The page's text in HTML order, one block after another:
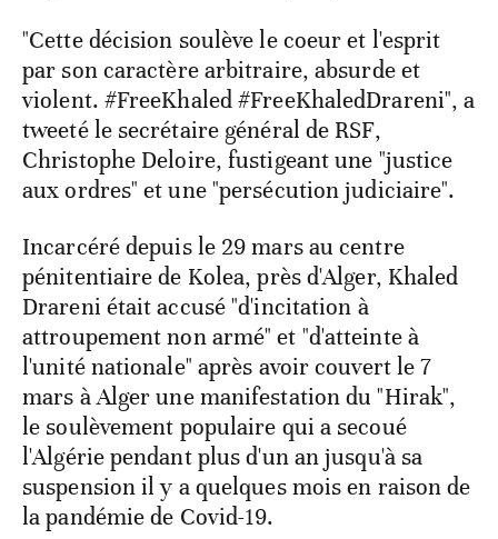
"Cette décision soulève le coeur et l'esprit
par son caractère arbitraire, absurde et
violent. #FreeKhaled #FreeKhaledDrareni", a
tweeté le secrétaire général de RSF,
Christophe Deloire, fustigeant une "justice
aux ordres" et une "persécution judiciaire".
Incarcéré depuis le 29 mars au centre
pénitentiaire de Kolea, près d'Alger, Khaled
Drareni était accusé "d'incitation à
attroupement non armé" et "d'atteinte à
l'unité nationale" après avoir couvert le 7
mars à Alger une manifestation du "Hirak",
le soulèvement populaire qui a secoué
l'Algérie pendant plus d'un an jusqu'à sa
suspension il y a quelques mois en raison de
la pandémie de Covid-19.